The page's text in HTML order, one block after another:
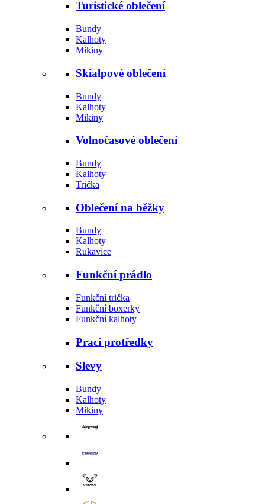
Turistické oblečení
Bundy
Kalhoty
Mikiny
Skialpové oblečení
Bundy
Kalhoty
Mikiny
Volnočasové oblečení
Bundy
Kalhoty
Trička
Oblečení na běžky
Bundy
Kalhoty
Rukavice
Funkční prádlo
Funkční trička
Funkční boxerky
Funkční kalhoty
Prací protředky
Slevy
Bundy
Kalhoty
Mikiny